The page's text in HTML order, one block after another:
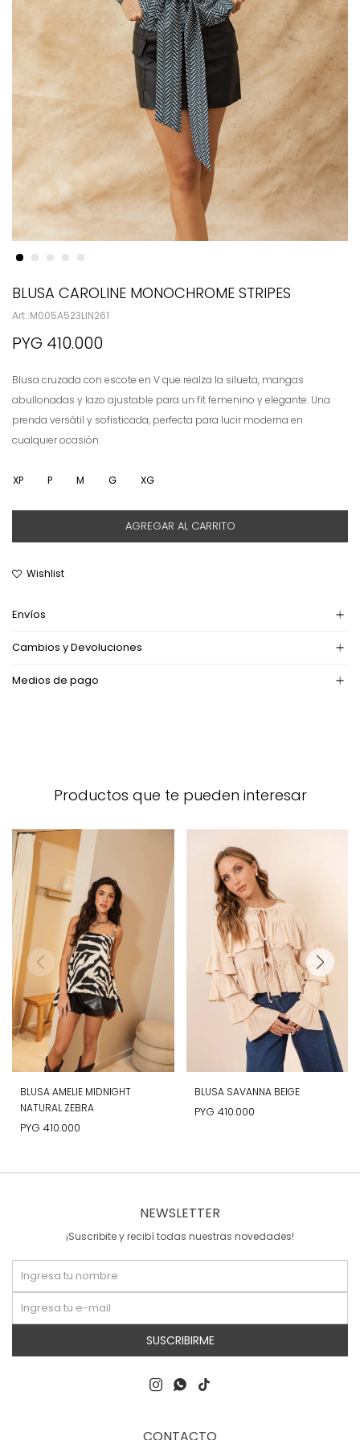
BLUSA CAROLINE MONOCHROME STRIPES
M005A523LIN261
PYG 410.000
Blusa cruzada con escote en V que realza la silueta, mangas
abullonadas y lazo ajustable para un fit femenino y elegante. Una
prenda versátil y sofisticada, perfecta para lucir moderna en
cualquier ocasión.
XP P M G XG
AGREGAR AL CARRITO
Envíos
Cambios y Devoluciones
Medios de pago
Productos que te pueden interesar
BLUSA AMELIE MIDNIGHT
NATURAL ZEBRA
PYG 410.000
BLUSA SAVANNA BEIGE
PYG 410.000
NEWSLETTER
¡Suscribite y recibí todas nuestras novedades!
SUSCRIBIRME
  